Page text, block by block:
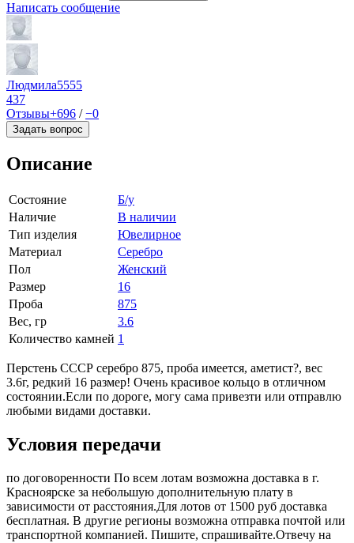
Написать сообщение
Людмила5555
437
Отзывы+696 /−0
Задать вопрос
Описание
Состояние
Б/у
Наличие
В наличии
Тип изделия
Ювелирное
Материал
Серебро
Пол
Женский
Размер
16
Проба
875
Вес, гр
3.6
Количество камней 1
Перстень СССР серебро 875, проба имеется, аметист?, вес
3.6г, редкий 16 размер! Очень красивое кольцо в отличном
состоянии.Если по дороге, могу сама привезти или отправлю
любыми видами доставки.
Условия передачи
по договоренности По всем лотам возможна доставка в г.
Красноярске за небольшую дополнительную плату в
зависимости от расстояния.Для лотов от 1500 руб доставка
бесплатная. В другие регионы возможна отправка почтой или
транспортной компанией. Пишите, спрашивайте.Отвечу на